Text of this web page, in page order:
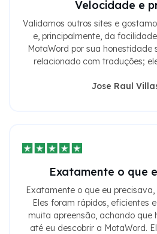
Validamos outros sites e
e, principalmente, da
MotaWord por sua honestidade
relacionado com traduções;
Exatamente o que eu precisava,
Eles foram rápidos, eficientes
muita apreensão, achando que
até eu descobrir a MotaWord.
trabalho em menos de 14 horas